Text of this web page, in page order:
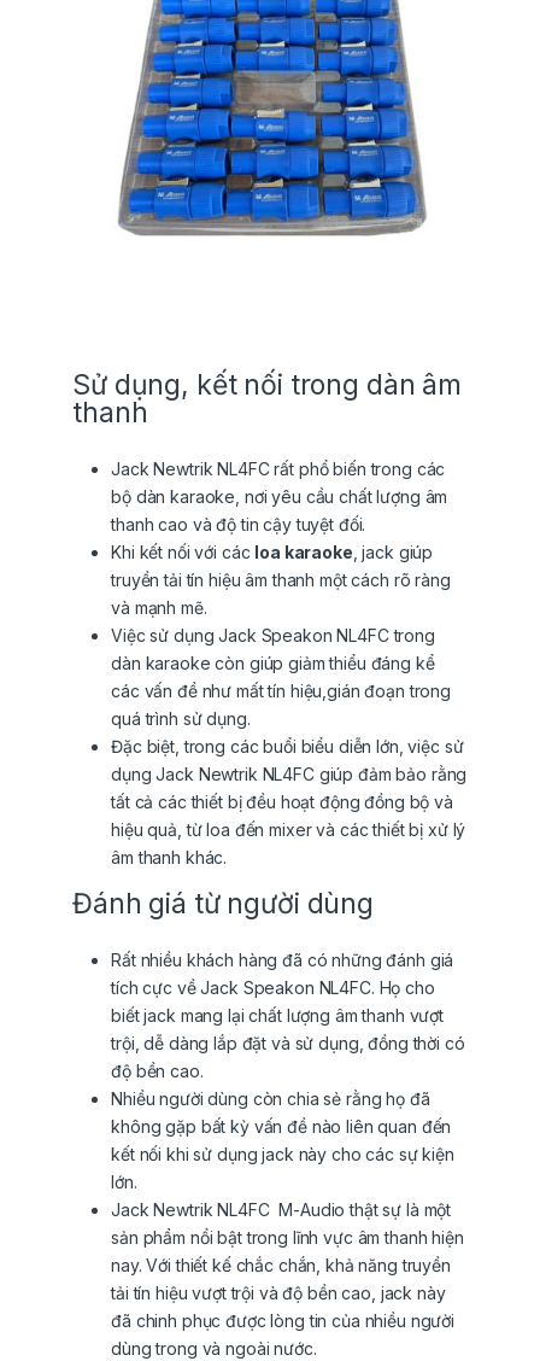
Sử dụng, kết nối trong dàn âm
thanh
Jack Newtrik NL4FC rất phổ biến trong các
bộ dàn karaoke, nơi yêu cầu chất lượng âm
thanh cao và độ tin cậy tuyệt đối.
Khi kết nối với các loa karaoke , jack giúp
truyền tải tín hiệu âm thanh một cách rõ ràng
và mạnh mẽ.
Việc sử dụng Jack Speakon NL4FC trong
dàn karaoke còn giúp giảm thiểu đáng kể
các vấn đề như mất tín hiệu,gián đoạn trong
quá trình sử dụng.
Đặc biệt, trong các buổi biểu diễn lớn, việc sử
dụng Jack Newtrik NL4FC giúp đảm bảo rằng
tất cả các thiết bị đều hoạt động đồng bộ và
hiệu quả, từ loa đến mixer và các thiết bị xử lý
âm thanh khác.
Đánh giá từ người dùng
Rất nhiều khách hàng đã có những đánh giá
tích cực về Jack Speakon NL4FC. Họ cho
biết jack mang lại chất lượng âm thanh vượt
trội, dễ dàng lắp đặt và sử dụng, đồng thời có
độ bền cao.
Nhiều người dùng còn chia sẻ rằng họ đã
không gặp bất kỳ vấn đề nào liên quan đến
kết nối khi sử dụng jack này cho các sự kiện
lớn.
Jack Newtrik NL4FC M-Audio thật sự là một
sản phẩm nổi bật trong lĩnh vực âm thanh hiện
nay. Với thiết kế chắc chắn, khả năng truyền
tải tín hiệu vượt trội và độ bền cao, jack này
đã chinh phục được lòng tin của nhiều người
dùng trong và ngoài nước.